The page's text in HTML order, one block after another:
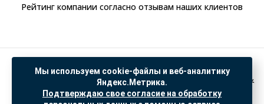
Рейтинг компании согласно отзывам наших клиентов
Политика обработки персональных данных
Согласие на обработку данных Яндекс Метрика
"© ООО “САНТЕХГИД”, 2026. Все права защищены. Предложение не является публичной
Мы используем cookie-файлы и веб-аналитику
Яндекс.Метрика.
Подтверждаю свое согласие на обработку